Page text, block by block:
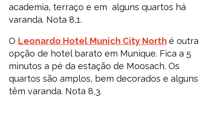
academia, terraço e em alguns quartos há
varanda. Nota 8,1.
O Leonardo Hotel Munich City North é outra
opção de hotel barato em Munique. Fica a 5
minutos a pé da estação de Moosach. Os
quartos são amplos, bem decorados e alguns
têm varanda. Nota 8,3.